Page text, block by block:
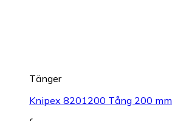
Tänger
Knipex 8201200 Tång 200 mm